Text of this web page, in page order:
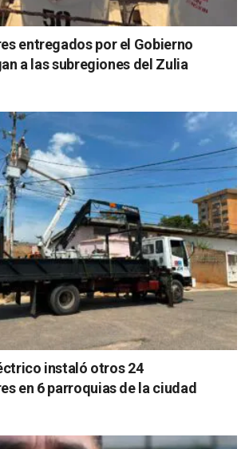
entregados por el Gobierno
a las subregiones del Zulia
instaló otros 24
en 6 parroquias de la ciudad